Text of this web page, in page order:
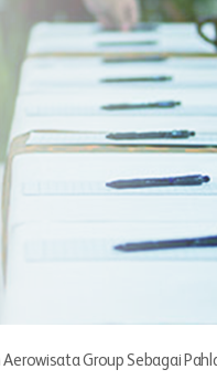
Group Sebagai